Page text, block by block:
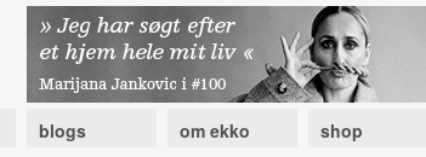
blogs om ekko shop